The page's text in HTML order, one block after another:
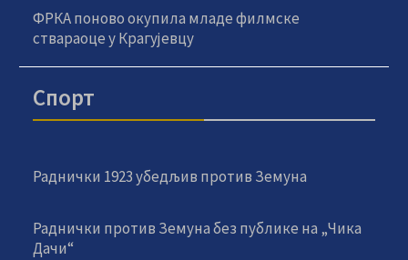
ФРКА поново окупила младе филмске
ствараоце у Крагујевцу
Спорт
Раднички 1923 убедљив против Земуна
Раднички против Земуна без публике на „Чика
Дачи“